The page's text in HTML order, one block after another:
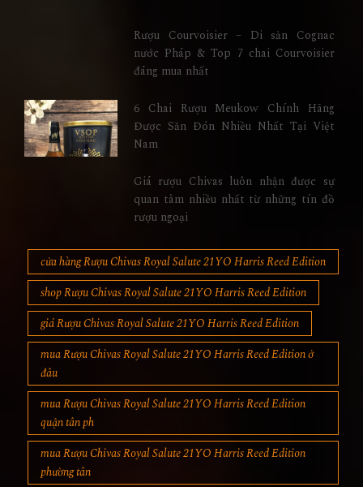
Rượu Courvoisier – Di sản Cognac
nước Pháp & Top 7 chai Courvoisier
đáng mua nhất
6 Chai Rượu Meukow Chính Hãng
Được Săn Đón Nhiều Nhất Tại Việt
Nam
Giá rượu Chivas luôn nhận được sự
quan tâm nhiều nhất từ những tín đồ
rượu ngoại
cửa hàng Rượu Chivas Royal Salute 21YO Harris Reed Edition
shop Rượu Chivas Royal Salute 21YO Harris Reed Edition
giá Rượu Chivas Royal Salute 21YO Harris Reed Edition
mua Rượu Chivas Royal Salute 21YO Harris Reed Edition ở
đâu
mua Rượu Chivas Royal Salute 21YO Harris Reed Edition
quận tân ph
mua Rượu Chivas Royal Salute 21YO Harris Reed Edition
phường tân